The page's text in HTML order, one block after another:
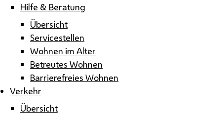
Hilfe & Beratung
Übersicht
Servicestellen
Wohnen im Alter
Betreutes Wohnen
Barrierefreies Wohnen
Verkehr
Übersicht